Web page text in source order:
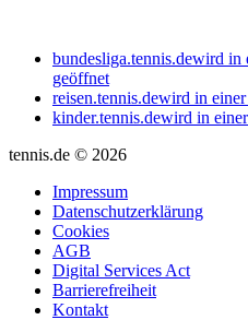
bundesliga.tennis.dewird in
geöffnet
reisen.tennis.dewird in einer
kinder.tennis.dewird in
tennis.de © 2026
Impressum
Datenschutzerklärung
Cookies
AGB
Digital Services Act
Barrierefreiheit
Kontakt